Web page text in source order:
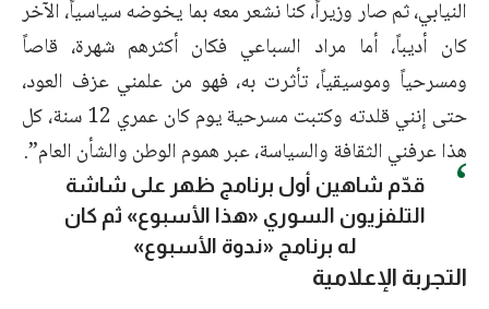
النيابي، ثم صار وزيراً، كنا نشعر معه بما يخوضه سياسياً، الآخر
كان أديباً، أما مراد السباعي فكان أكثرهم شهرة، قاصاً
ومسرحياً وموسيقياً، تأثرت به، فهو من علمني عزف العود،
حتى إنني قلدته وكتبت مسرحية يوم كان عمري 12 سنة، كل
هذا عرفني الثقافة والسياسة، عبر هموم الوطن والشأن العام”.
قدّم شاهين أول برنامج ظهر على شاشة
التلفزيون السوري «هذا الأسبوع» ثم كان
له برنامج «ندوة الأسبوع»
التجربة الإعلامية